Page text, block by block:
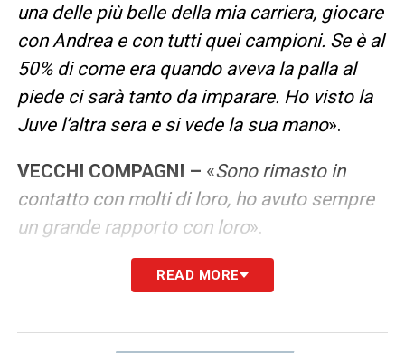
una delle più belle della mia carriera, giocare
con Andrea e con tutti quei campioni. Se è al
50% di come era quando aveva la palla al
piede ci sarà tanto da imparare. Ho visto la
Juve l’altra sera e si vede la sua mano».
VECCHI COMPAGNI – «Sono rimasto in
contatto con molti di loro, ho avuto sempre
un grande rapporto con loro».
«Non posso spiegare cosa
ho visto le immagini dei miei figli con la
READ MORE